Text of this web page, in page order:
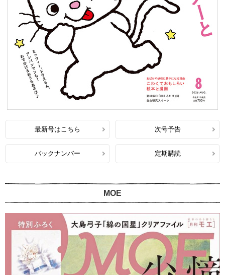
最新号はこちら 次号予告
バックナンバー 定期購読
MOE